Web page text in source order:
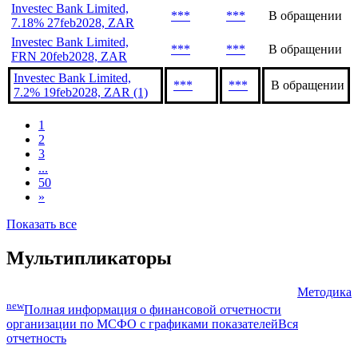
Investec Bank Limited,
7.18% 27feb2028, ZAR
*** ***
В обращении
Investec Bank Limited,
FRN 20feb2028, ZAR
*** *** В обращении
Investec Bank Limited,
7.2% 19feb2028, ZAR (1)
*** *** В обращении
1
2
3
...
50
»
Показать все
Мультипликаторы
Методика
newПолная информация о финансовой отчетности
организации по МСФО с графиками показателейВся
отчетность